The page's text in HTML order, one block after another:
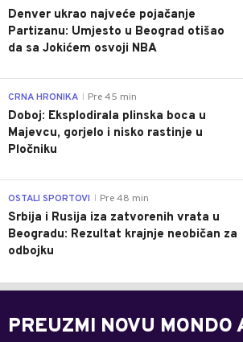
Denver ukrao najveće pojačanje
Partizanu: Umjesto u Beograd otišao
da sa Jokićem osvoji NBA
CRNA HRONIKA Pre 45 min
Doboj: Eksplodirala plinska boca u
Majevcu, gorjelo i nisko rastinje u
Pločniku
OSTALI SPORTOVI Pre 48 min
Srbija i Rusija iza zatvorenih vrata u
Beogradu: Rezultat krajnje neobičan za
odbojku
PREUZMI NOVU MONDO